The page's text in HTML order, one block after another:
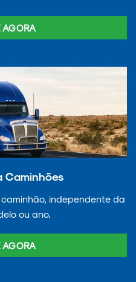
Caminhões
independente da
ou ano.